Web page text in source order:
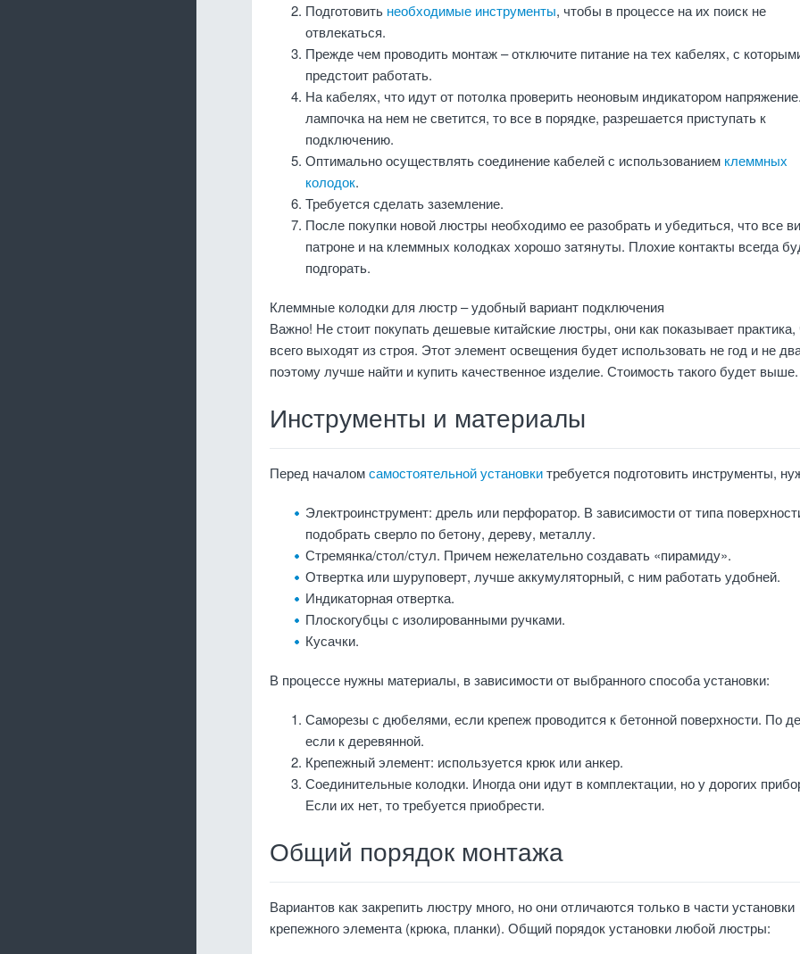
Подготовить необходимые инструменты, чтобы в процессе на их поиск не
отвлекаться.
Прежде чем проводить монтаж – отключите питание на тех кабелях, с
предстоит работать.
На кабелях, что идут от потолка проверить неоновым индикатором
лампочка на нем не светится, то все в порядке, разрешается приступать к
подключению.
Оптимально осуществлять соединение кабелей с использованием клеммных
колодок.
Требуется сделать заземление.
После покупки новой люстры необходимо ее разобрать и убедиться, что все
патроне и на клеммных колодках хорошо затянуты. Плохие контакты всегда
подгорать.
Клеммные колодки для люстр – удобный вариант подключения
Важно! Не стоит покупать дешевые китайские люстры, они как показывает
всего выходят из строя. Этот элемент освещения будет использовать не год и не
поэтому лучше найти и купить качественное изделие. Стоимость такого будет выше.
Инструменты и материалы
Перед началомсамостоятельной установкитребуется подготовить инструменты,
Электроинструмент: дрель или перфоратор. В зависимости от типа
подобрать сверло по бетону, дереву, металлу.
Стремянка/стол/стул. Причем нежелательно создавать «пирамиду».
Отвертка или шуруповерт, лучше аккумуляторный, с ним работать удобней.
Индикаторная отвертка.
Плоскогубцы с изолированными ручками.
Кусачки.
В процессе нужны материалы, в зависимости от выбранного способа установки:
Саморезы с дюбелями, если крепеж проводится к бетонной поверхности. По
если к деревянной.
Крепежный элемент: используется крюк или анкер.
Соединительные колодки. Иногда они идут в комплектации, но у дорогих
Если их нет, то требуется приобрести.
Общий порядок монтажа
Вариантов как закрепить люстру много, но они отличаются только в части установки
крепежного элемента (крюка, планки). Общий порядок установки любой люстры: